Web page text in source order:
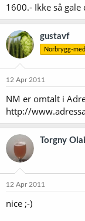
1600.- Ikke så gale
gustavf
Norbrygg-
12 Apr 2011
NM er omtalt i
http://
Torgny
12 Apr 2011
nice ;-)